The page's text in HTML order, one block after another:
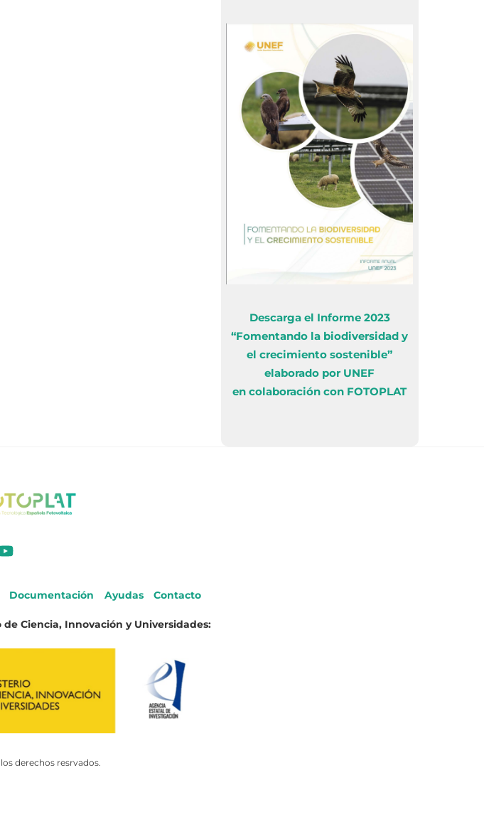
Descarga el Informe 2023
“Fomentando la biodiversidad y
el crecimiento sostenible”
elaborado por UNEF
en colaboración con FOTOPLAT
Documentación Ayudas Contacto
Ciencia, Innovación y Universidades:
derechos resrvados.